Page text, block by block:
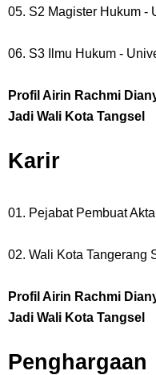
05. S2 Magister Hukum -
06. S3 Ilmu Hukum -
Profil Airin Rachmi
Jadi Wali Kota Tangsel
Karir
01. Pejabat Pembuat
02. Wali Kota Tangerang
Profil Airin Rachmi
Jadi Wali Kota Tangsel
Penghargaan